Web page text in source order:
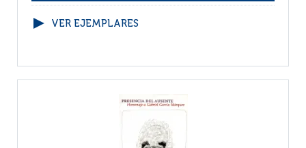
VER EJEMPLARES